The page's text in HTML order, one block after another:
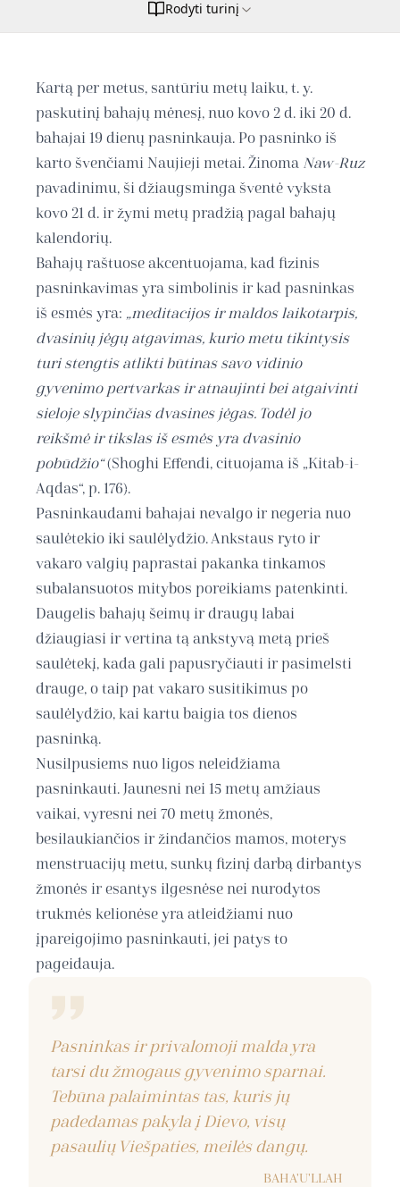
Rodyti turinį
Kartą per metus, santūriu metų laiku, t. y.
paskutinį bahajų mėnesį, nuo kovo 2 d. iki 20 d.
bahajai 19 dienų pasninkauja. Po pasninko iš
karto švenčiami Naujieji metai. Žinoma Naw-Ruz
pavadinimu, ši džiaugsminga šventė vyksta
kovo 21 d. ir žymi metų pradžią pagal bahajų
kalendorių.
Bahajų raštuose akcentuojama, kad fizinis
pasninkavimas yra simbolinis ir kad pasninkas
iš esmės yra: „meditacijos ir maldos laikotarpis,
dvasinių jėgų atgavimas, kurio metu tikintysis
turi stengtis atlikti būtinas savo vidinio
gyvenimo pertvarkas ir atnaujinti bei atgaivinti
sieloje slypinčias dvasines jėgas. Todėl jo
reikšmė ir tikslas iš esmės yra dvasinio
pobūdžio“(Shoghi Effendi, cituojama iš „Kitab-i-
Aqdas“, p. 176).
Pasninkaudami bahajai nevalgo ir negeria nuo
saulėtekio iki saulėlydžio. Ankstaus ryto ir
vakaro valgių paprastai pakanka tinkamos
subalansuotos mitybos poreikiams patenkinti.
Daugelis bahajų šeimų ir draugų labai
džiaugiasi ir vertina tą ankstyvą metą prieš
saulėtekį, kada gali papusryčiauti ir pasimelsti
drauge, o taip pat vakaro susitikimus po
saulėlydžio, kai kartu baigia tos dienos
pasninką.
Nusilpusiems nuo ligos neleidžiama
pasninkauti. Jaunesni nei 15 metų amžiaus
vaikai, vyresni nei 70 metų žmonės,
besilaukiančios ir žindančios mamos, moterys
menstruacijų metu, sunkų fizinį darbą dirbantys
žmonės ir esantys ilgesnėse nei nurodytos
trukmės kelionėse yra atleidžiami nuo
įpareigojimo pasninkauti, jei patys to
pageidauja.
Pasninkas ir privalomoji malda yra
tarsi du žmogaus gyvenimo sparnai.
Tebūna palaimintas tas, kuris jų
padedamas pakyla į Dievo, visų
pasaulių Viešpaties, meilės dangų.
BAHA'U'LLAH